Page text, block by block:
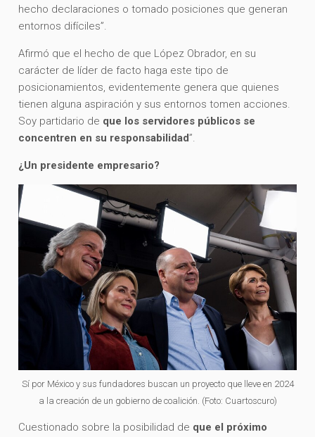
hecho declaraciones o tomado posiciones que generan
entornos difíciles”.
Afirmó que el hecho de que López Obrador, en su
carácter de líder de facto haga este tipo de
posicionamientos, evidentemente genera que quienes
tienen alguna aspiración y sus entornos tomen acciones.
Soy partidario de que los servidores públicos se
concentren en su responsabilidad”.
¿Un presidente empresario?
Sí por México y sus fundadores buscan un proyecto que lleve en 2024
a la creación de un gobierno de coalición. (Foto: Cuartoscuro)
Cuestionado sobre la posibilidad de que el próximo